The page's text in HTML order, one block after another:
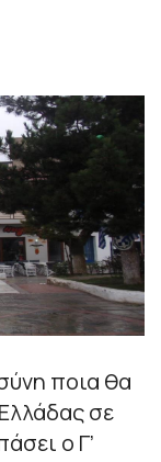
ποια θα
σε
ο Γ’